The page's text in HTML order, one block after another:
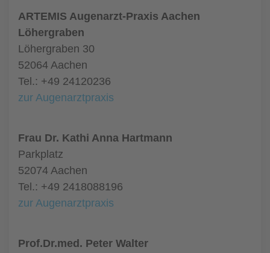
ARTEMIS Augenarzt-Praxis Aachen
Löhergraben
Löhergraben 30
52064 Aachen
Tel.: +49 24120236
zur Augenarztpraxis
Frau Dr. Kathi Anna Hartmann
Parkplatz
52074 Aachen
Tel.: +49 2418088196
zur Augenarztpraxis
Prof.Dr.med. Peter Walter